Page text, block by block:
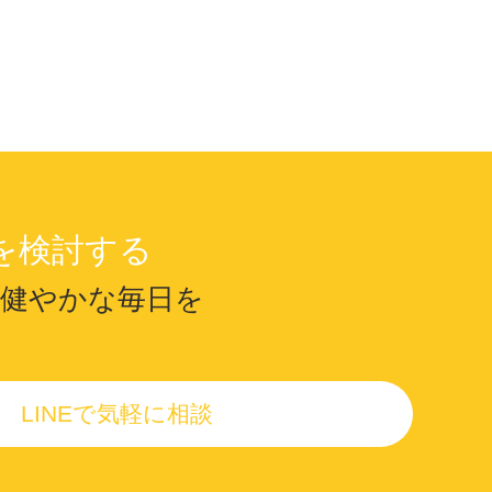
検討する
やかな毎日を
LINEで気軽に相談